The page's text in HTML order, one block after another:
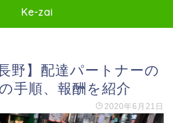
Ke-zai
野】配達パートナーの
手順、報酬を紹介
2020年6月21日